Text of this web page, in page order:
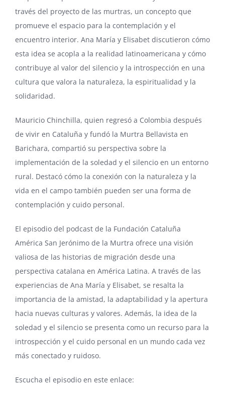
través del proyecto de las murtras, un concepto que
promueve el espacio para la contemplación y el
encuentro interior. Ana María y Elisabet discutieron cómo
esta idea se acopla a la realidad latinoamericana y cómo
contribuye al valor del silencio y la introspección en una
cultura que valora la naturaleza, la espiritualidad y la
solidaridad.
Mauricio Chinchilla, quien regresó a Colombia después
de vivir en Cataluña y fundó la Murtra Bellavista en
Barichara, compartió su perspectiva sobre la
implementación de la soledad y el silencio en un entorno
rural. Destacó cómo la conexión con la naturaleza y la
vida en el campo también pueden ser una forma de
contemplación y cuido personal.
El episodio del podcast de la Fundación Cataluña
América San Jerónimo de la Murtra ofrece una visión
valiosa de las historias de migración desde una
perspectiva catalana en América Latina. A través de las
experiencias de Ana María y Elisabet, se resalta la
importancia de la amistad, la adaptabilidad y la apertura
hacia nuevas culturas y valores. Además, la idea de la
soledad y el silencio se presenta como un recurso para la
introspección y el cuido personal en un mundo cada vez
más conectado y ruidoso.
Escucha el episodio en este enlace: